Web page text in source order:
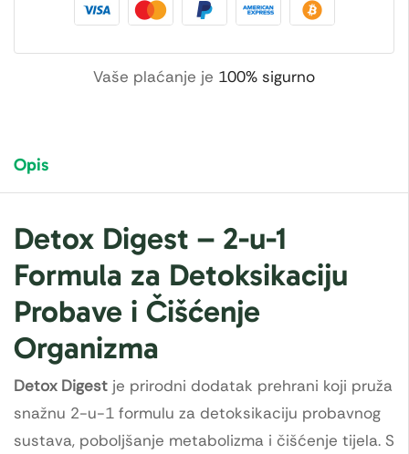
Vaše plaćanje je 100% sigurno
Opis
Detox Digest – 2-u-1
Formula za Detoksikaciju
Probave i Čišćenje
Organizma
Detox Digest je prirodni dodatak prehrani koji pruža
snažnu 2-u-1 formulu za detoksikaciju probavnog
sustava, poboljšanje metabolizma i čišćenje tijela. S